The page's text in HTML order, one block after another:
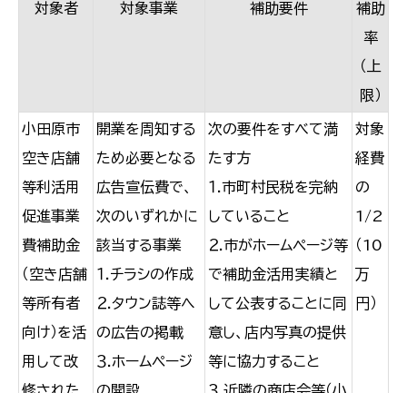
対象者 対象事業 補助要件
補助
率
（上
限 ）
小田原市
空き店舗
等利活用
促進事業
費補助金
（空き店舗
等所有者
向け）を活
用して改
開業を周知する
ため必要となる
広告宣伝費で、
次のいずれかに
該当する事業
１.チラシの作成
２.タウン誌等へ
の広告の掲載
３.ホームページ
次の要件をすべて満
たす方
１.市町村民税を完納
していること
２.市がホームページ等
で補助金活用実績と
して公表することに同
意し、店内写真の提供
等に協力すること
対象
経費
の
1/2
（10
万
円）